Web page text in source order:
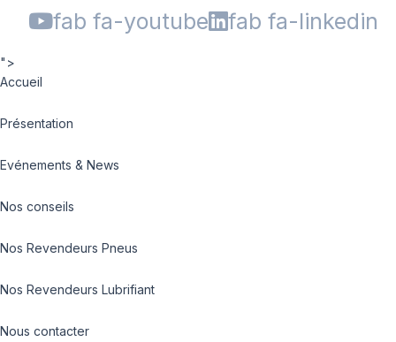
fab fa-youtube
fab fa-linkedin
">
Accueil
Présentation
Evénements & News
Nos conseils
Nos Revendeurs Pneus
Nos Revendeurs Lubrifiant
Nous contacter